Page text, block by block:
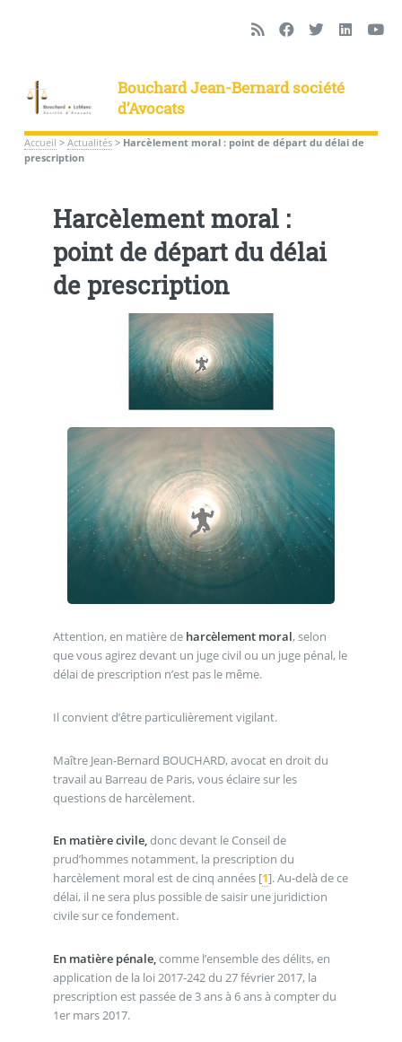
Bouchard Jean-Bernard société
d’Avocats
Accueil > Actualités> Harcèlement moral : point de départ du délai de
prescription
Harcèlement moral :
point de départ du délai
de prescription
Attention, en matière de harcèlement moral, selon
que vous agirez devant un juge civil ou un juge pénal, le
délai de prescription n’est pas le même.
Il convient d’être particulièrement vigilant.
Maître Jean-Bernard BOUCHARD, avocat en droit du
travail au Barreau de Paris, vous éclaire sur les
questions de harcèlement.
En matière civile,donc devant le Conseil de
prud’hommes notamment, la prescription du
harcèlement moral est de cinq années[1]. Au-delà de ce
délai, il ne sera plus possible de saisir une juridiction
civile sur ce fondement.
En matière pénale,comme l’ensemble des délits, en
application de la loi 2017-242 du 27 février 2017, la
prescription est passée de 3 ans à 6 ans à compter du
1er mars 2017.